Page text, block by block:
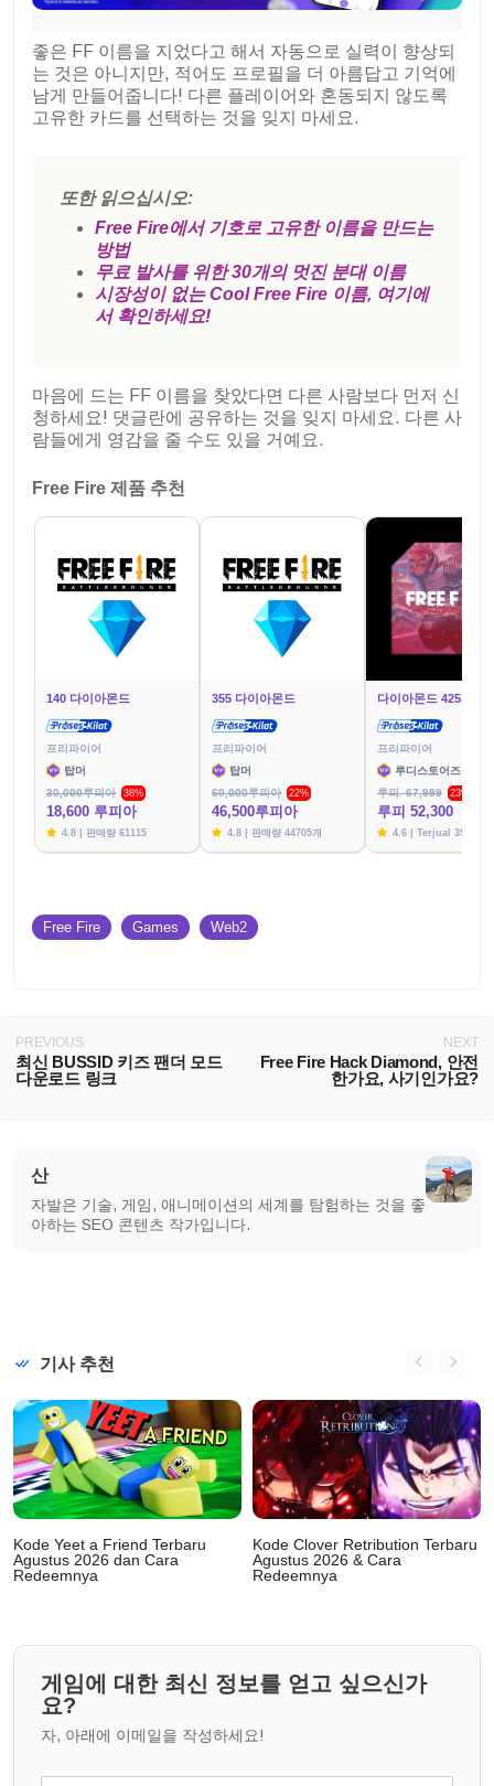
좋은 FF 이름을 지었다고 해서 자동으로 실력이 향상되
는 것은 아니지만, 적어도 프로필을 더 아름답고 기억에
남게 만들어줍니다! 다른 플레이어와 혼동되지 않도록
고유한 카드를 선택하는 것을 잊지 마세요.
또한 읽으십시오:
Free Fire에서 기호로 고유한 이름을 만드는
방법
무료 발사를 위한 30개의 멋진 분대 이름
시장성이 없는 Cool Free Fire 이름, 여기에
서 확인하세요!
마음에 드는 FF 이름을 찾았다면 다른 사람보다 먼저 신
청하세요! 댓글란에 공유하는 것을 잊지 마세요. 다른 사
람들에게 영감을 줄 수도 있을 거예요.
Free Fire 제품 추천
140 다이아몬드
프리파이어
탑머
30,000루피아
38%
18,600 루피아
4.8 | 판매량 61115
355 다이아몬드
프리파이어
탑머
60,000루피아
22%
46,500루피아
4.8 | 판매량 44705개
다이아몬드 425개
프리파이어
루디스토어즈
루피. 67,999
23%
루피 52,300
4.6 | Terjual 39783
Free Fire Games Web2
PREVIOUS
최신 BUSSID 키즈 팬더 모드
다운로드 링크
NEXT
Free Fire Hack Diamond, 안전
한가요, 사기인가요?
산
자발은 기술, 게임, 애니메이션의 세계를 탐험하는 것을 좋
아하는 SEO 콘텐츠 작가입니다.
기사 추천
Kode Yeet a Friend Terbaru
Agustus 2026 dan Cara
Redeemnya
Kode Clover Retribution Terbaru
Agustus 2026 & Cara
Redeemnya
게임에 대한 최신 정보를 얻고 싶으신가
요?
자, 아래에 이메일을 작성하세요!